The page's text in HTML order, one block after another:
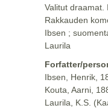
Valitut draamat.
Rakkauden
Ibsen ;
Laurila
Forfatter/
Ibsen, Henrik,
Kouta, Aarni,
Laurila, K.S.